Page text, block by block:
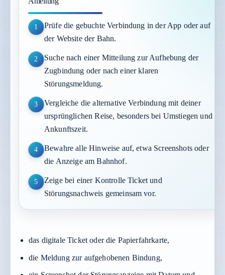
1
Prüfe die gebuchte Verbindung in der App oder auf
der Website der Bahn.
2
Suche nach einer Mitteilung zur Aufhebung der
Zugbindung oder nach einer klaren
Störungsmeldung.
3
Vergleiche die alternative Verbindung mit deiner
ursprünglichen Reise, besonders bei Umstiegen und
Ankunftszeit.
4
Bewahre alle Hinweise auf, etwa Screenshots oder
die Anzeige am Bahnhof.
5
Zeige bei einer Kontrolle Ticket und
Störungsnachweis gemeinsam vor.
das digitale Ticket oder die Papierfahrkarte,
die Meldung zur aufgehobenen Bindung,